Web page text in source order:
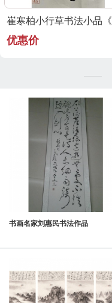
优惠价
书画名家刘惠民书法作品